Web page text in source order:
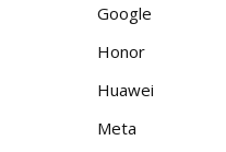
Google
Honor
Huawei
Meta